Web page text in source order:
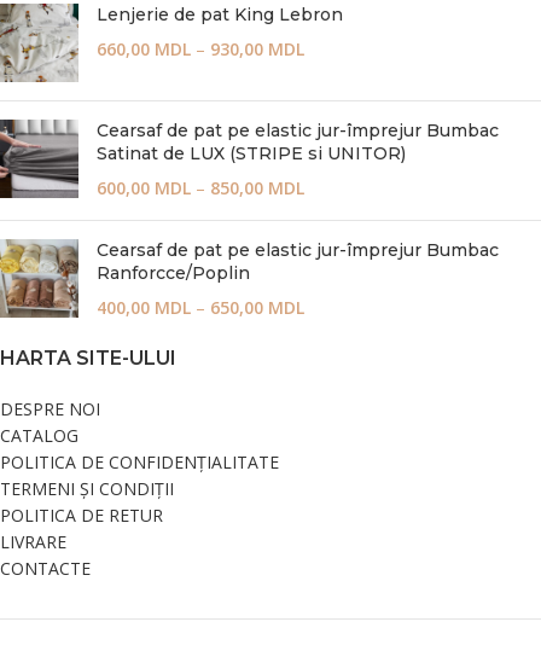
Lenjerie de pat King Lebron
660,00 MDL – 930,00 MDL
Cearsaf de pat pe elastic jur-împrejur Bumbac
Satinat de LUX (STRIPE si UNITOR)
600,00 MDL – 850,00 MDL
Cearsaf de pat pe elastic jur-împrejur Bumbac
Ranforcce/Poplin
400,00 MDL – 650,00 MDL
HARTA SITE-ULUI
DESPRE NOI
CATALOG
POLITICA DE CONFIDENȚIALITATE
TERMENI ȘI CONDIȚII
POLITICA DE RETUR
LIVRARE
CONTACTE